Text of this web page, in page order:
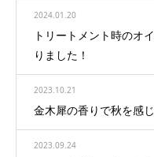
2024.01.20
トリートメント時のオ
りました！
2023.10.21
金木犀の香りで秋を感じ
2023.09.24